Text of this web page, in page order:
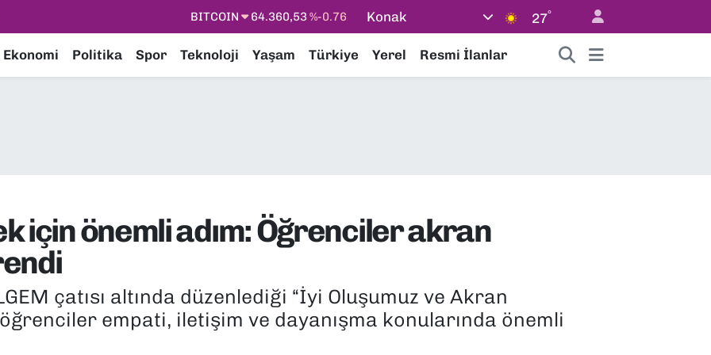
DOLAR 47,7069%0.17
STERLİN
64,1897%0.02
Konak 27°
Ekonomi Politika Spor Teknoloji Yaşam Türkiye Yerel Resmi İlanlar
için önemli adım: Öğrenciler akran
çatısı altında düzenlediği “İyi Oluşumuz ve Akran
empati, iletişim ve dayanışma konularında önemli